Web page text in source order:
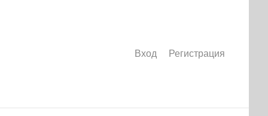
Вход Регистрация